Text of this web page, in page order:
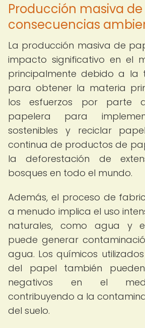
Producción masiva
consecuencias
La producción masiva de
impacto significativo en el
principalmente debido a la
para obtener la materia
los esfuerzos por parte
papelera para
sostenibles y reciclar
continua de productos de
la deforestación de
bosques en todo el mundo.
Además, el proceso de
a menudo implica el uso
naturales, como agua y
puede generar
agua. Los químicos
del papel también
negativos en el
contribuyendo a la
del suelo.